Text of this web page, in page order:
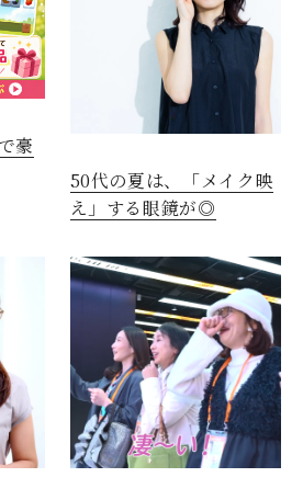
豪
50代の夏は、「メイク映
え」する眼鏡が◎